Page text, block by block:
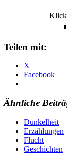
Teilen mit:
X
Facebook
Ähnliche
Dunkelheit
Erzählungen
Flucht
Geschichten